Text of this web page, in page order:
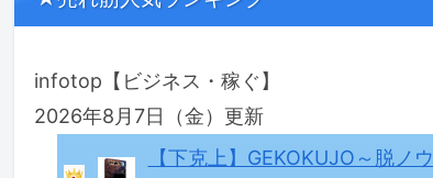
infotop【ビジネス・稼ぐ】
2026年8月7日（金）更新
【下克上】GEKOKUJO～脱ノウ